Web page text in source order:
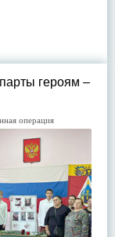
героям –
операция